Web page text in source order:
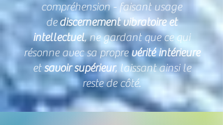
compréhension - faisant usage
dediscernement vibratoire et
intellectuel, ne gardant que ce qui
résonne avec sa propre vérité intérieure
et savoir supérieur, laissant ainsi le
reste de côté.